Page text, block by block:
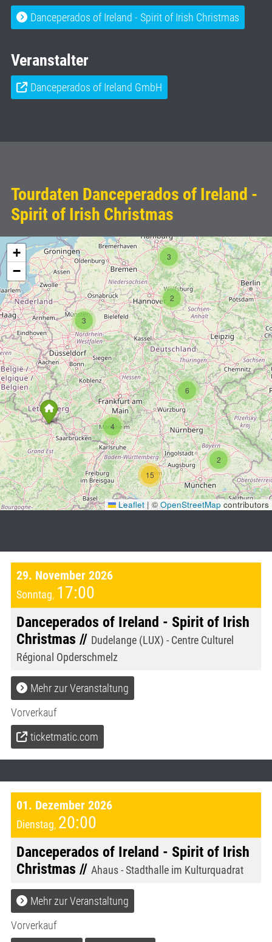
Danceperados of Ireland - Spirit of Irish Christmas
Veranstalter
Danceperados of Ireland GmbH
Tourdaten Danceperados of Ireland -
Spirit of Irish Christmas
6
2
3
2
4
15
3
+
−
Leaflet | ©OpenStreetMap contributors
29. November 2026
Sonntag, 17:00
Danceperados of Ireland - Spirit of Irish
Christmas // Dudelange (LUX) - Centre Culturel
Régional Opderschmelz
Mehr zur Veranstaltung
Vorverkauf
ticketmatic.com
01. Dezember 2026
Dienstag, 20:00
Danceperados of Ireland - Spirit of Irish
Christmas // Ahaus - Stadthalle im Kulturquadrat
Mehr zur Veranstaltung
Vorverkauf